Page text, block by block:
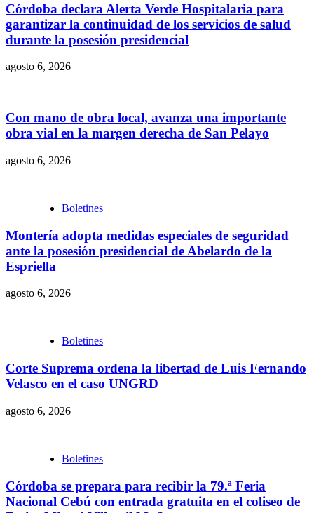
Córdoba declara Alerta Verde Hospitalaria para
garantizar la continuidad de los servicios de salud
durante la posesión presidencial
agosto 6, 2026
Con mano de obra local, avanza una importante
obra vial en la margen derecha de San Pelayo
agosto 6, 2026
Boletines
Montería adopta medidas especiales de seguridad
ante la posesión presidencial de Abelardo de la
Espriella
agosto 6, 2026
Boletines
Corte Suprema ordena la libertad de Luis Fernando
Velasco en el caso UNGRD
agosto 6, 2026
Boletines
Córdoba se prepara para recibir la 79.ª Feria
Nacional Cebú con entrada gratuita en el coliseo de